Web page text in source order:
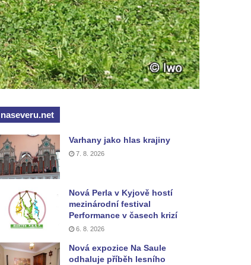
naseveru.net
Varhany jako hlas krajiny
7. 8. 2026
Nová Perla v Kyjově hostí
mezinárodní festival
Performance v časech krizí
6. 8. 2026
Nová expozice Na Saule
odhaluje příběh lesního